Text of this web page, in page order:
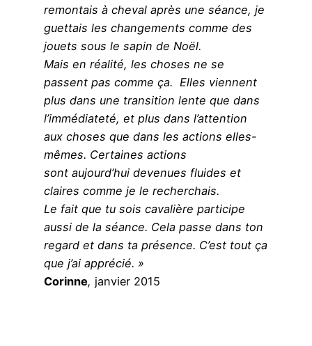
remontais à cheval après une séance, je
guettais les changements comme des
jouets sous le sapin de Noël.
Mais en réalité, les choses ne se
passent pas comme ça. Elles viennent
plus dans une transition lente que dans
l’immédiateté, et plus dans l’attention
aux choses que dans les actions elles-
mêmes. Certaines actions
sont aujourd’hui devenues fluides et
claires comme je le recherchais.
Le fait que tu sois cavalière participe
aussi de la séance. Cela passe dans ton
regard et dans ta présence. C’est tout ça
que j’ai apprécié. »
Corinne, janvier 2015